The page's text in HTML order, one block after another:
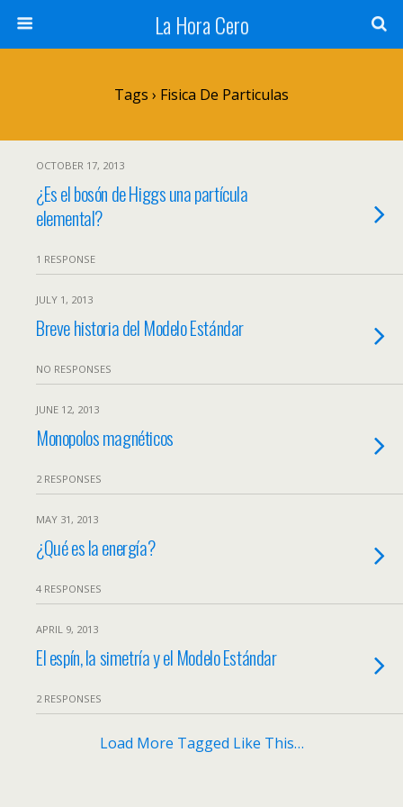
La Hora Cero
Tags › Fisica De Particulas
OCTOBER 17, 2013
¿Es el bosón de Higgs una partícula
elemental?
1 RESPONSE
JULY 1, 2013
Breve historia del Modelo Estándar
NO RESPONSES
JUNE 12, 2013
Monopolos magnéticos
2 RESPONSES
MAY 31, 2013
¿Qué es la energía?
4 RESPONSES
APRIL 9, 2013
El espín, la simetría y el Modelo Estándar
2 RESPONSES
Load More Tagged Like This…